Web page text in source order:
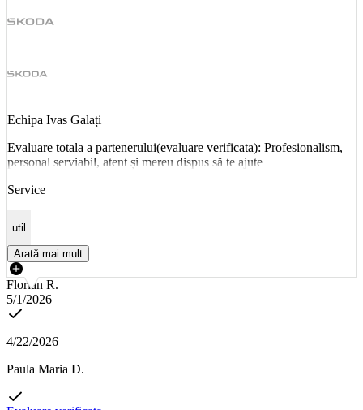
Echipa Ivas Galați
Evaluare totala a partenerului(evaluare verificata): Profesionalism,
personal serviabil, atent și mereu dispus să te ajute
Service
util
Arată mai mult
Florian R.
5/1/2026
4/22/2026
Paula Maria D.